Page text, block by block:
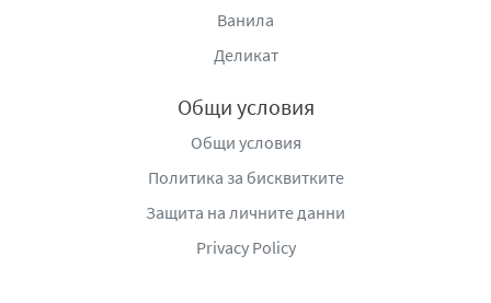
Ванила
Деликат
Общи условия
Общи условия
Политика за бисквитките
Защита на личните данни
Privacy Policy